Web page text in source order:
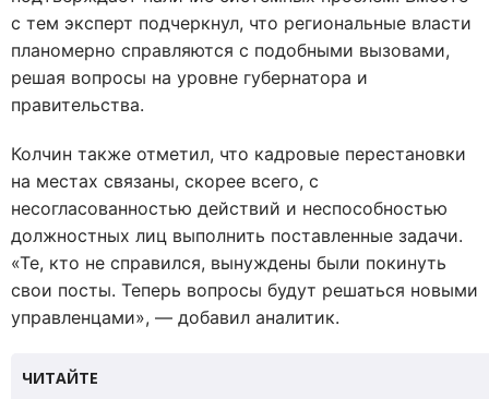
с тем эксперт подчеркнул, что региональные власти
планомерно справляются с подобными вызовами,
решая вопросы на уровне губернатора и
правительства.
Колчин также отметил, что кадровые перестановки
на местах связаны, скорее всего, с
несогласованностью действий и неспособностью
должностных лиц выполнить поставленные задачи.
«Те, кто не справился, вынуждены были покинуть
свои посты. Теперь вопросы будут решаться новыми
управленцами», — добавил аналитик.